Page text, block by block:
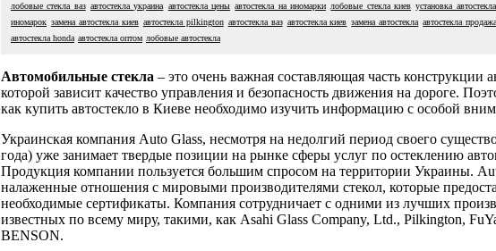
лобовые стекла ваз автостекла украина автостекла цены автостекла на иномарки лобовые стекла киев установка
иномарок замена автостекла киев автостекла pilkington автостекла ваз автостекла киев замена автостекла автостекла
автостекла honda автостекла оптом лобовые автостекла
Автомобильные стекла – это очень важная составляющая часть конструкции
которой зависит качество управления и безопасность движения на дороге.
как купить автостекло в Киеве необходимо изучить информацию с особой
Украинская компания Auto Glass, несмотря на недолгий период своего
года) уже занимает твердые позиции на рынке сферы услуг по остеклению
Продукция компании пользуется большим спросом на территории Украины.
налаженные отношения с мировыми производителями стекол, которые
необходимые сертификаты. Компания сотрудничает с одними из лучших
известных по всему миру, такими, как Asahi Glass Company, Ltd., Pilkington,
BENSON.